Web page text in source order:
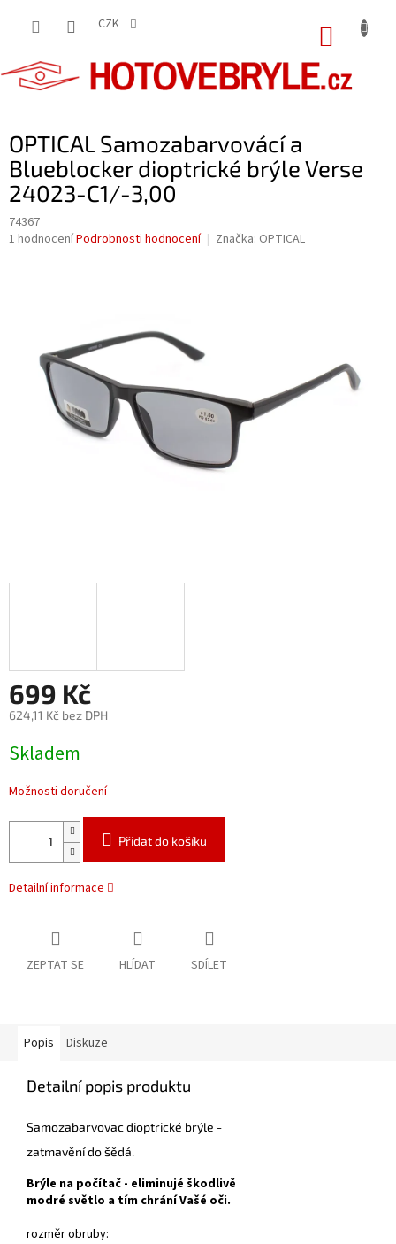
CZK
OPTICAL Samozabarvovácí a
Blueblocker dioptrické brýle Verse
24023-C1/-3,00
74367
Průměrné
hvězdiček.
1 hodnoceníPodrobnosti hodnocení Značka: OPTICAL
699 Kč
624,11 Kč bez DPH
cena:
Skladem
Možnosti doručení
Přidat do košíku
Detailní informace
ZEPTAT SE HLÍDAT SDÍLET
Popis Diskuze
Detailní popis produktu
Samozabarvovac dioptrické brýle -
zatmavění do šědá.
Brýle na počítač - eliminujé škodlivě
modré světlo a tím chrání Vašé oči.
rozměr obruby: